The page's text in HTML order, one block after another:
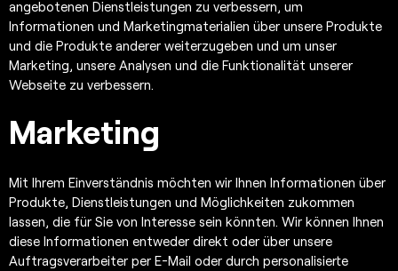
angebotenen Dienstleistungen zu verbessern, um
Informationen und Marketingmaterialien über unsere Produkte
und die Produkte anderer weiterzugeben und um unser
Marketing, unsere Analysen und die Funktionalität unserer
Webseite zu verbessern.
Marketing
Mit Ihrem Einverständnis möchten wir Ihnen Informationen über
Produkte, Dienstleistungen und Möglichkeiten zukommen
lassen, die für Sie von Interesse sein könnten. Wir können Ihnen
diese Informationen entweder direkt oder über unsere
Auftragsverarbeiter per E-Mail oder durch personalisierte